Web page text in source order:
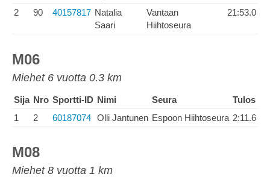
2
90 40157817 Natalia
Saari
Vantaan
Hiihtoseura
21:53.0
M06
Miehet 6 vuotta 0.3 km
Sija Nro Sportti-ID Nimi Seura
Tulos
1
2 60187074 Olli Jantunen Espoon Hiihtoseura 2:11.6
M08
Miehet 8 vuotta 1 km